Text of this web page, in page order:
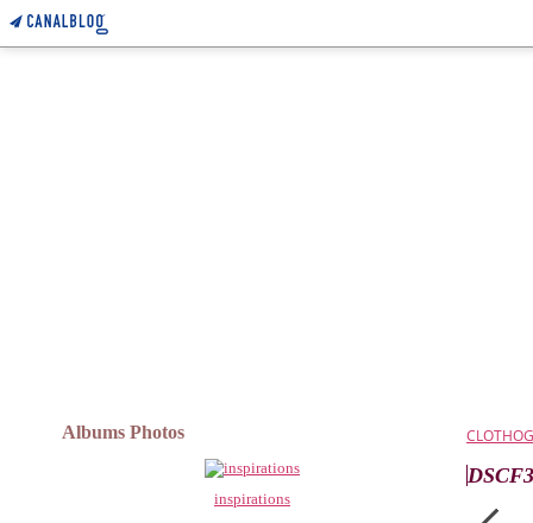
Albums Photos
inspirations